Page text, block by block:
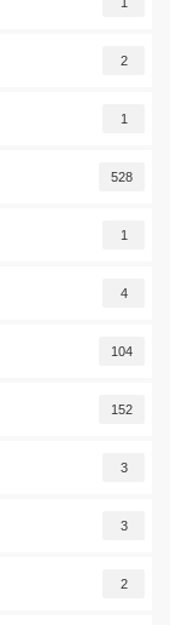
1
2
1
528
1
4
104
152
3
3
2